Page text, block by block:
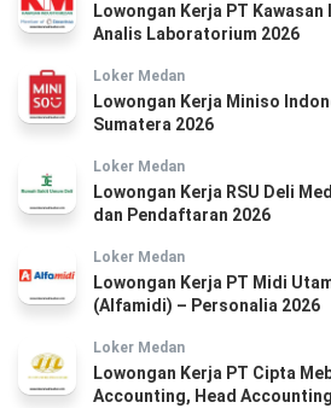
Lowongan Kerja PT
Analis Laboratorium 2026
Loker Medan
Lowongan Kerja Miniso
Sumatera 2026
Loker Medan
Lowongan Kerja RSU Deli
dan Pendaftaran 2026
Loker Medan
Lowongan Kerja PT Midi
(Alfamidi) – Personalia 2026
Loker Medan
Lowongan Kerja PT Cipta
Accounting, Head